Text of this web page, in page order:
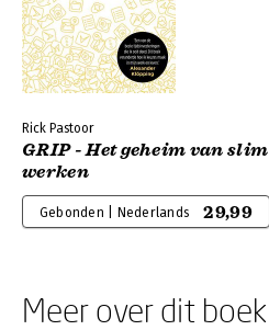
Rick Pastoor
GRIP - Het geheim van slim
werken
Gebonden | Nederlands 29,99
Meer over dit boek